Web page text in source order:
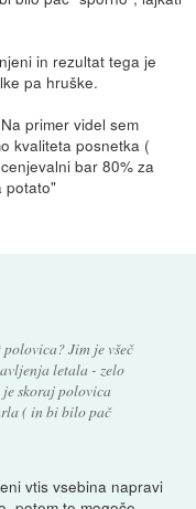
in rezultat tega je
pa hruške.
primer videl sem
kvaliteta posnetka (
bar 80% za
potato"
Jim je všeč
letala - zelo
je skoraj polovica
( in bi bilo pač
vtis vsebina napravi